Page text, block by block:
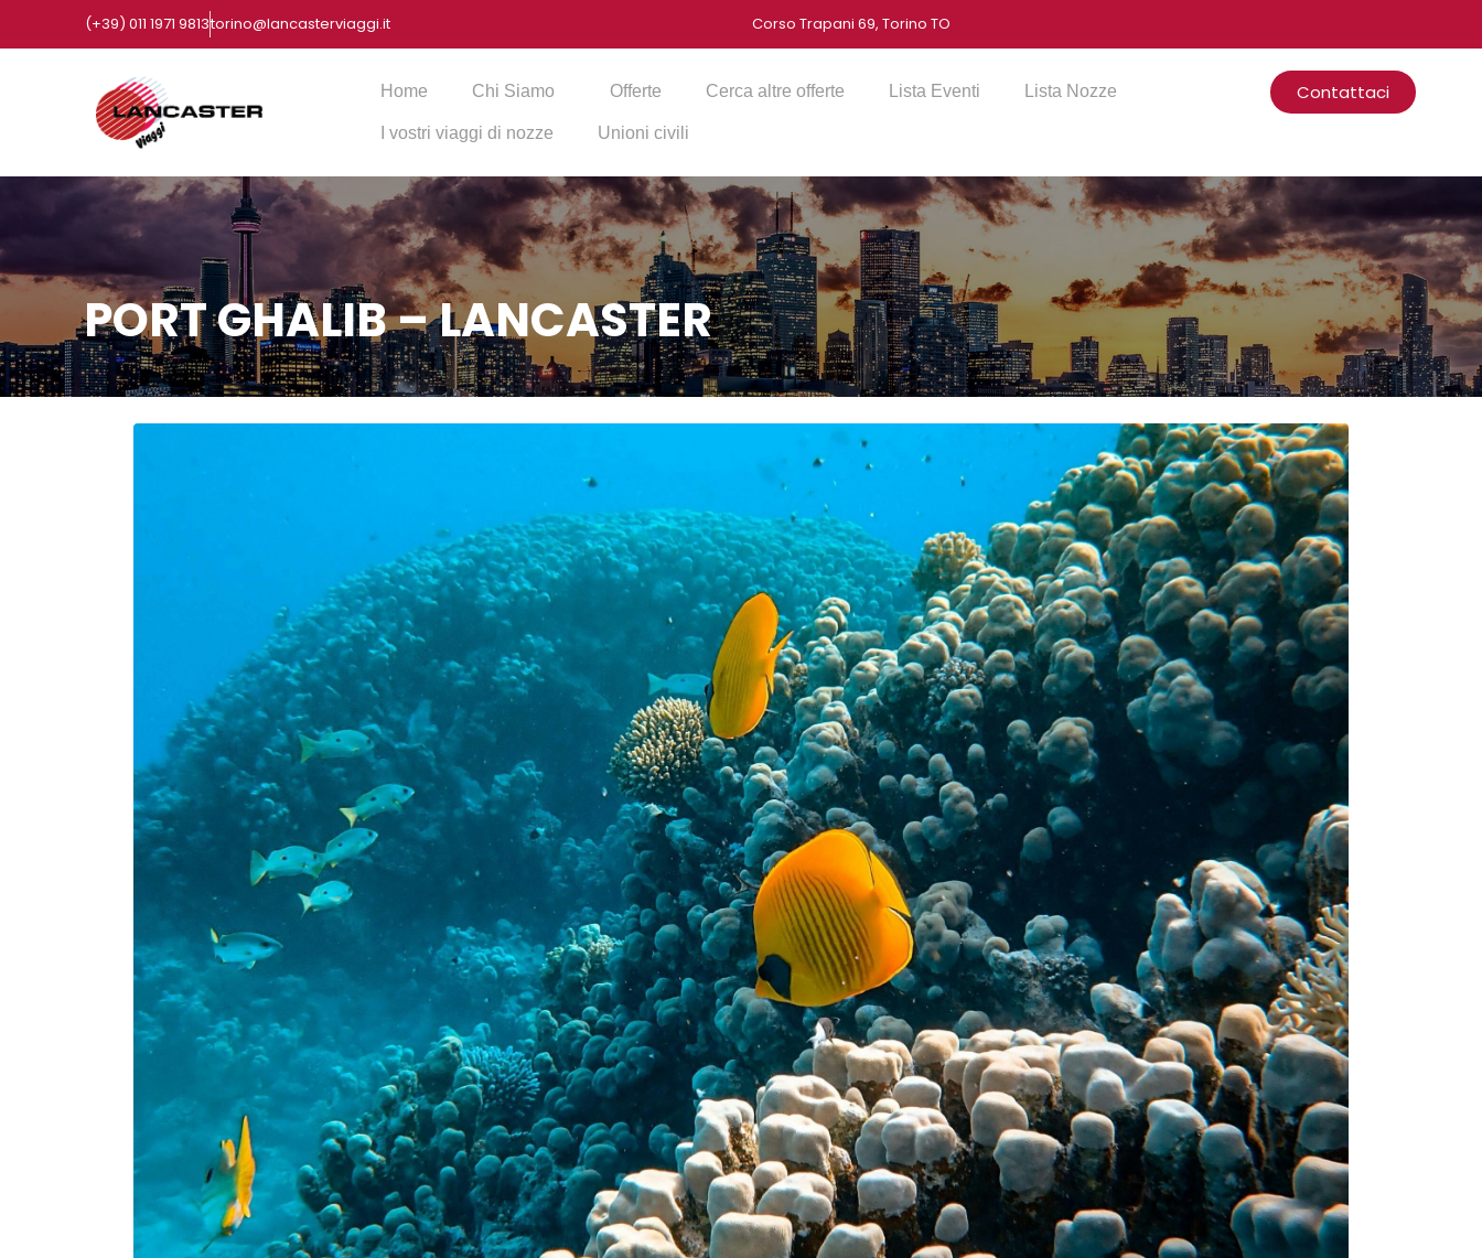
(+39) 011 1971 9813torino@lancasterviaggi.it Corso Trapani 69, Torino TO
Home Chi Siamo Offerte Cerca altre offerte Lista Eventi Lista Nozze
I vostri viaggi di nozze Unioni civili
Contattaci
PORT GHALIB – LANCASTER